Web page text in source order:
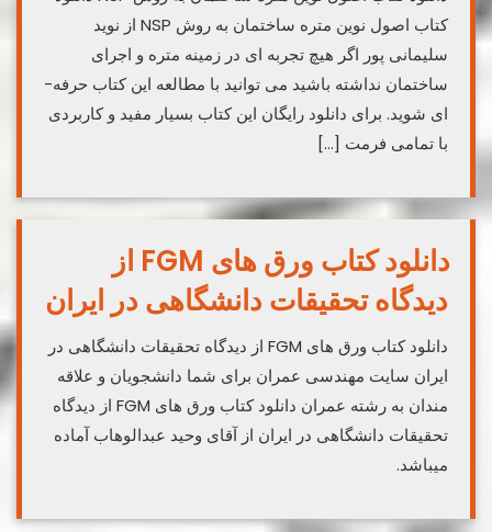
کتاب اصول نوین متره ساختمان به روش NSP از نوید
سلیمانی پور اگر هیچ تجربه ­ای در زمینه متره و اجرای
ساختمان نداشته باشید می­ توانید با مطالعه این کتاب حرفه­
ای شوید. برای دانلود رایگان این کتاب بسیار مفید و کاربردی
با تمامی فرمت […]
دانلود کتاب ورق های FGM از
دیدگاه تحقیقات دانشگاهی در ایران
دانلود کتاب ورق های FGM از دیدگاه تحقیقات دانشگاهی در
ایران سایت مهندسی عمران برای شما دانشجویان و علاقه
مندان به رشته عمران دانلود کتاب ورق های FGM از دیدگاه
تحقیقات دانشگاهی در ایران از آقای وحید عبدالوهاب آماده
میباشد.